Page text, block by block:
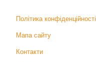
Політика конфіденційності
Мапа сайту
Контакти